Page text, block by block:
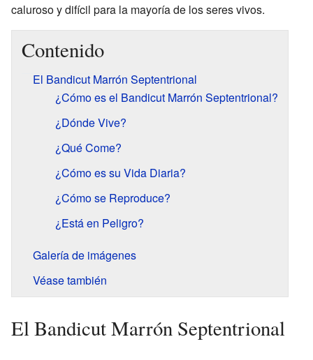
caluroso y difícil para la mayoría de los seres vivos.
Contenido
El Bandicut Marrón Septentrional
¿Cómo es el Bandicut Marrón Septentrional?
¿Dónde Vive?
¿Qué Come?
¿Cómo es su Vida Diaria?
¿Cómo se Reproduce?
¿Está en Peligro?
Galería de imágenes
Véase también
El Bandicut Marrón Septentrional